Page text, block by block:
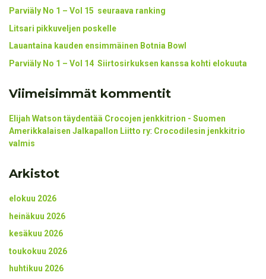
Parviäly No 1 – Vol 15 seuraava ranking
Litsari pikkuveljen poskelle
Lauantaina kauden ensimmäinen Botnia Bowl
Parviäly No 1 – Vol 14 Siirtosirkuksen kanssa kohti elokuuta
Viimeisimmät kommentit
Elijah Watson täydentää Crocojen jenkkitrion - Suomen
Amerikkalaisen Jalkapallon Liitto ry: Crocodilesin jenkkitrio
valmis
Arkistot
elokuu 2026
heinäkuu 2026
kesäkuu 2026
toukokuu 2026
huhtikuu 2026